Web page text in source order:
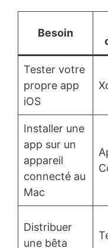
Besoin
Tester votre
propre app
iOS
Installer une
app sur un
appareil
connecté au
Mac
Distribuer
une bêta